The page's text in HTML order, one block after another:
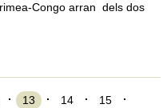
Congo arran dels dos
13 14
15